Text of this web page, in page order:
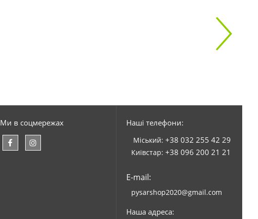
Ми в соцмережах Наші телефони:
Міський: +38 032 255 42 29
Київстар: +38 096 200 21 21
E-mail:
pysarshop2020@gmail.com
Наша адреса: